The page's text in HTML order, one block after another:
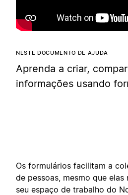
NESTE DOCUMENTO DE AJUDA
Aprenda a criar,
informações usando
Os formulários facilitam a
de pessoas, mesmo que
seu espaço de trabalho do